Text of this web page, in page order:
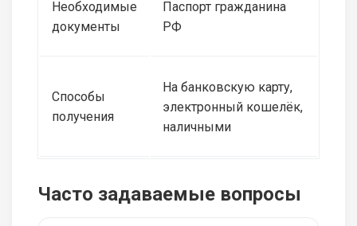
Необходимые
документы
Паспорт гражданина
РФ
Способы
получения
На банковскую карту,
электронный кошелёк,
наличными
Часто задаваемые вопросы